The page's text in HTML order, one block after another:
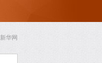
新华网